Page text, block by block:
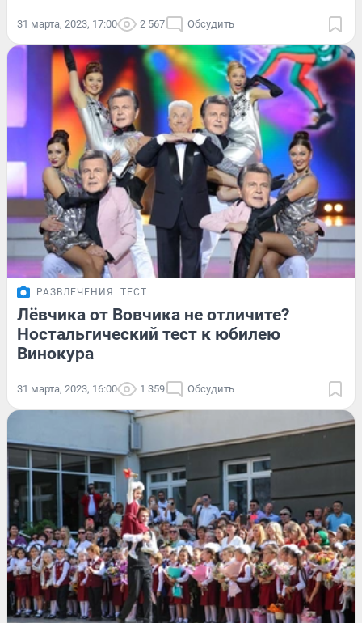
31 марта, 2023, 17:00 2 567 Обсудить
РАЗВЛЕЧЕНИЯ ТЕСТ
Лёвчика от Вовчика не отличите?
Ностальгический тест к юбилею
Винокура
31 марта, 2023, 16:00 1 359 Обсудить